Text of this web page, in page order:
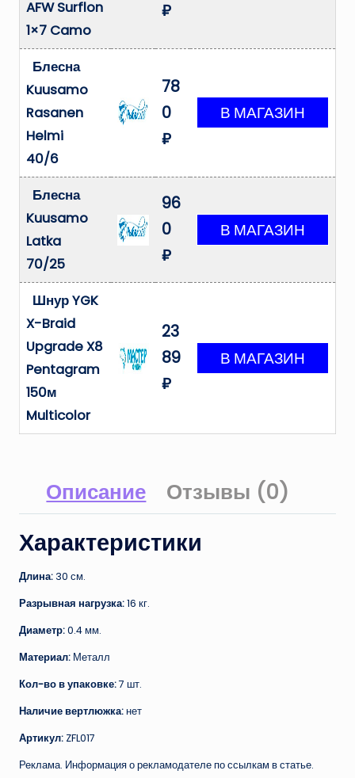
AFW Surflon
1×7 Camo
₽
Блесна
Kuusamo
Rasanen
Helmi
40/6
78
0
₽
Блесна
Kuusamo
Latka
70/25
96
0
₽
Шнур YGK
X-Braid
Upgrade X8
Pentagram
150м
Multicolor
23
89
₽
Описание Отзывы (0)
Характеристики
Длина: 30 см.
Разрывная нагрузка:16 кг.
Диаметр:0.4 мм.
Материал: Металл
Кол-во в упаковке:7 шт.
Наличие вертлюжка:нет
Артикул: ZFL017
Реклама. Информация о рекламодателе по ссылкам в статье.